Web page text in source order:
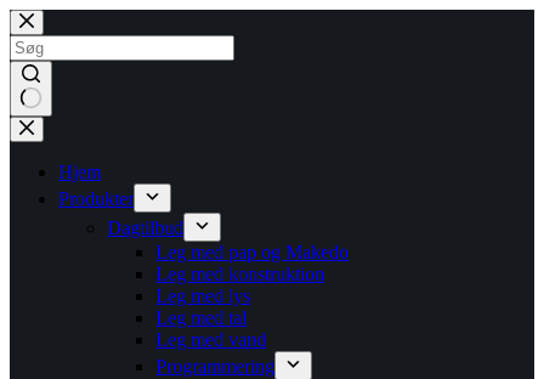
Fortsæt
til
indhold
Ingen
resultater
Hjem
Produkter
Dagtilbud
Leg med pap og Makedo
Leg med konstruktion
Leg med lys
Leg med tal
Leg med vand
Programmering